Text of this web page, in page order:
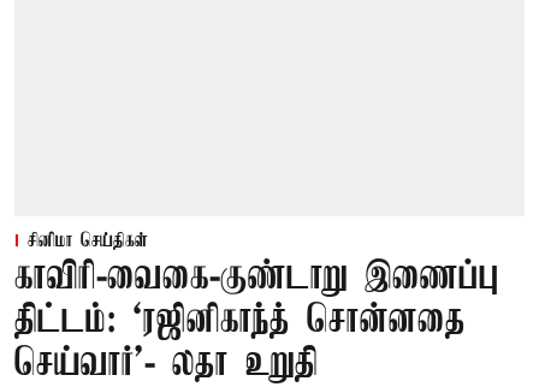
சினிமா செய்திகள்
காவிரி-வைகை-குண்டாறு இணைப்பு
திட்டம்: ‘ரஜினிகாந்த் சொன்னதை
செய்வார்’- லதா உறுதி